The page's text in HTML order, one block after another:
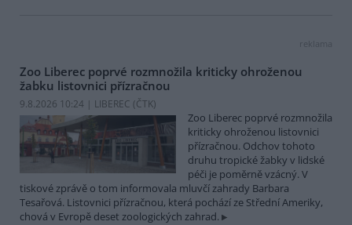
reklama
Zoo Liberec poprvé rozmnožila kriticky ohroženou
žabku listovnici přízračnou
9.8.2026 10:24 | LIBEREC (ČTK)
Zoo Liberec poprvé rozmnožila
kriticky ohroženou listovnici
přízračnou. Odchov tohoto
druhu tropické žabky v lidské
péči je poměrně vzácný. V
tiskové zprávě o tom informovala mluvčí zahrady Barbara
Tesařová. Listovnici přízračnou, která pochází ze Střední Ameriky,
chová v Evropě deset zoologických zahrad.